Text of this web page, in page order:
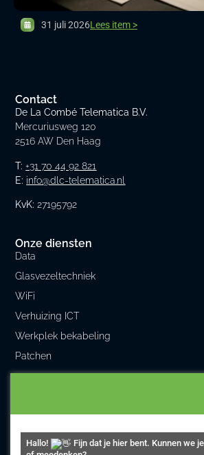
Hallo!
Fijn dat je hier bent. Kunnen we
31 juli 2026Lees item >
Onze diensten
Data
Glasvezeltechniek
WiFi
Verhuizing ICT
Werkplek bekabeling
Patchen
Projecten
Contact
De La Combé Telematica B.V.
Mercuriusweg 120
2516 AW Den Haag
T: +31 70 44 92 821
E: info@dlc-telematica.nl
KvK: 27195792